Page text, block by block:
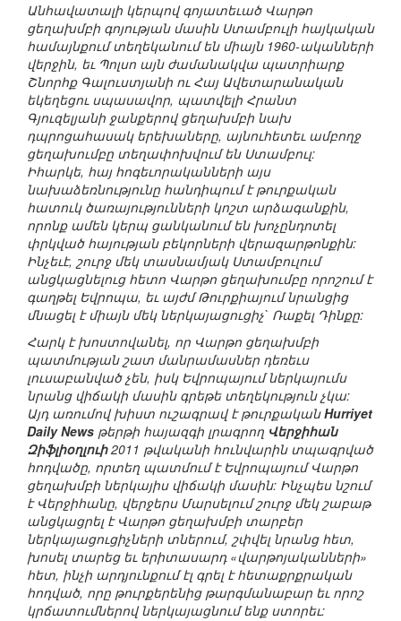
Անհավատալի կերպով գոյատեւած Վարթո
ցեղախմբի գոյության մասին Ստամբուլի հայկական
համայնքում տեղեկանում են միայն 1960-ականների
վերջին, եւ Պոլսո այն ժամանակվա պատրիարք
Շնորհք Գալուստյանի ու Հայ Ավետարանական
եկեղեցու սպասավոր, պատվելի Հրանտ
Գյուզելյանի ջանքերով ցեղախմբի նախ
դպրոցահասակ երեխաները, այնուհետեւ ամբողջ
ցեղախումբը տեղափոխվում են Ստամբուլ:
Իհարկե, հայ հոգեւորականների այս
նախաձեռնությունը հանդիպում է թուրքական
հատուկ ծառայությունների կոշտ արձագանքին,
որոնք ամեն կերպ ցանկանում են խոչընդոտել
փրկված հայության բեկորների վերազարթոնքին:
Ինչեւէ, շուրջ մեկ տասնամյակ Ստամբուլում
անցկացնելուց հետո Վարթո ցեղախումբը որոշում է
գաղթել Եվրոպա, եւ այժմ Թուրքիայում նրանցից
մնացել է միայն մեկ ներկայացուցիչ` Ռաքել Դինքը:
Հարկ է խոստովանել, որ Վարթո ցեղախմբի
պատմության շատ մանրամասներ դեռեւս
լուսաբանված չեն, իսկ Եվրոպայում ներկայումս
նրանց վիճակի մասին գրեթե տեղեկություն չկա:
Այդ առումով խիստ ուշագրավ է թուրքականHurriyet
Daily News թերթի հայազգի լրագրող Վերջիհան
Զիֆլիօղլուի2011 թվականի հունվարին տպագրված
հոդվածը, որտեղ պատմում է Եվրոպայում Վարթո
ցեղախմբի ներկայիս վիճակի մասին: Ինչպես նշում
է Վերջիհանը, վերջերս Մարսելում շուրջ մեկ շաբաթ
անցկացրել է Վարթո ցեղախմբի տարբեր
ներկայացուցիչների տներում, շփվել նրանց հետ,
խոսել տարեց եւ երիտասարդ «վարթոյականների»
հետ, ինչի արդյունքում էլ գրել է հետաքրքրական
հոդված, որը թուրքերենից թարգմանաբար եւ որոշ
կրճատումներով ներկայացնում ենք ստորեւ: